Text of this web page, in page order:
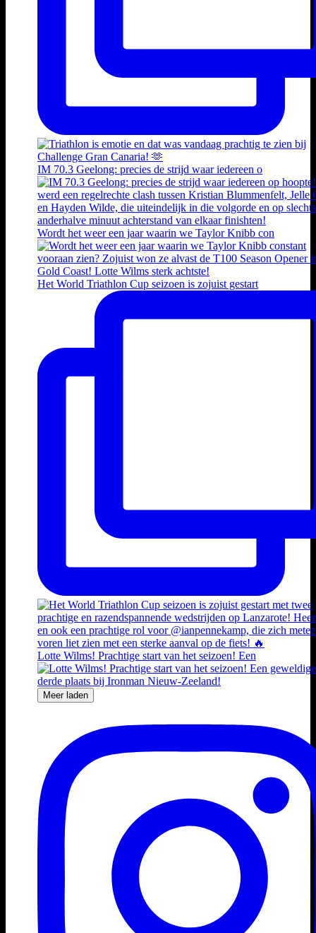
IM 70.3 Geelong: precies de strijd waar iedereen o
Wordt het weer een jaar waarin we Taylor Knibb con
Het World Triathlon Cup seizoen is zojuist gestart
Lotte Wilms! Prachtige start van het seizoen! Een
Meer laden